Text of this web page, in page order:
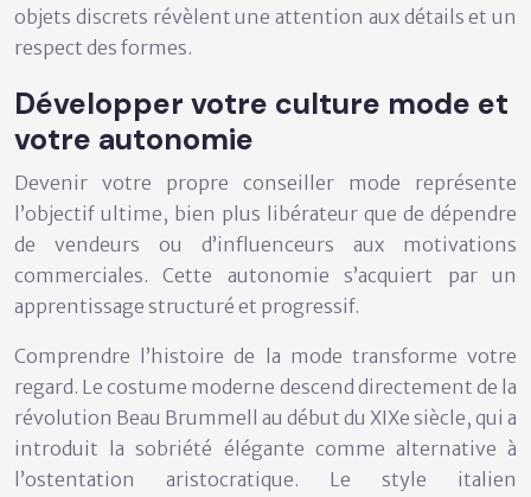
objets discrets révèlent une attention aux détails et un
respect des formes.
Développer votre culture mode et
votre autonomie
Devenir votre propre conseiller mode représente
l’objectif ultime, bien plus libérateur que de dépendre
de vendeurs ou d’influenceurs aux motivations
commerciales. Cette autonomie s’acquiert par un
apprentissage structuré et progressif.
Comprendre l’histoire de la mode transforme votre
regard. Le costume moderne descend directement de la
révolution Beau Brummell au début du XIXe siècle, qui a
introduit la sobriété élégante comme alternative à
l’ostentation aristocratique. Le style italien